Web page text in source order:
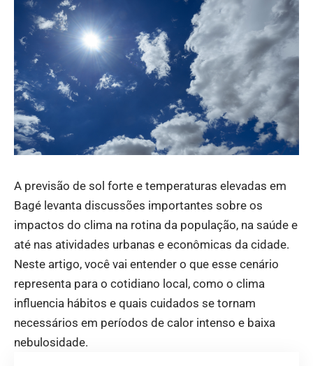
A previsão de sol forte e temperaturas elevadas em
Bagé levanta discussões importantes sobre os
impactos do clima na rotina da população, na saúde e
até nas atividades urbanas e econômicas da cidade.
Neste artigo, você vai entender o que esse cenário
representa para o cotidiano local, como o clima
influencia hábitos e quais cuidados se tornam
necessários em períodos de calor intenso e baixa
nebulosidade.